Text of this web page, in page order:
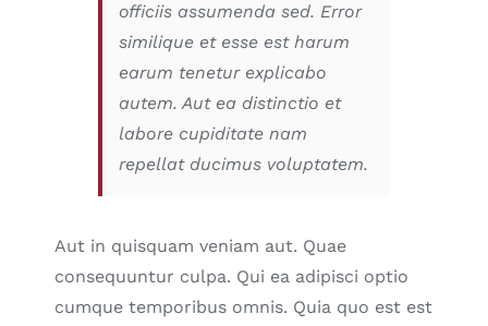
officiis assumenda sed. Error
similique et esse est harum
earum tenetur explicabo
autem. Aut ea distinctio et
labore cupiditate nam
repellat ducimus voluptatem.
Aut in quisquam veniam aut. Quae
consequuntur culpa. Qui ea adipisci optio
cumque temporibus omnis. Quia quo est est